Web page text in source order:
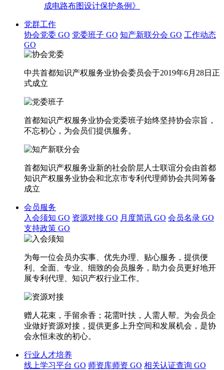
成电路布图设计保护条例》
党群工作
协会党委 GO 党委班子 GO 知产新联分会 GO 工作动态
GO
中共首都知识产权服务业协会委员会于2019年6月28日正
式成立
首都知识产权服务业协会党委班子始终坚持协会宗旨，
不忘初心，为会员们提供服务。
首都知识产权服务业新的社会阶层人士联谊分会由首都
知识产权服务业协会和北京市专利代理师协会共同筹备
成立
会员服务
入会须知 GO 资源对接 GO 月度简讯 GO 会员名录 GO
支持政策 GO
为每一位会员办实事、优先办理、贴心服务，提供便
利、全面、专业、细致的会员服务，助力会员更好地开
展专利代理、知识产权行业工作。
赠人花束，手留余香；花需叶扶，人需人帮。为会员企
业做好资源对接，提供更多上升空间和发展机会，是协
会永恒未改的初心。
行业人才培养
线上学习平台 GO 师资库师资 GO 相关认证查询 GO